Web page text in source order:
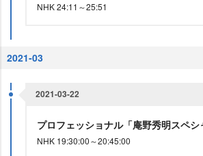
NHK 24:11～25:51
2021-03
2021-03-22
プロフェッショナル「庵野秀明スペ
NHK 19:30:00～20:45:00